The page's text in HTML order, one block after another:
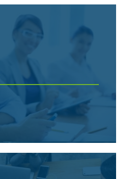
porque nos eligen
más